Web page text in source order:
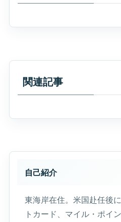
関連記事
自己紹介
東海岸在住。米国赴任後
トカード、マイル・ポイ